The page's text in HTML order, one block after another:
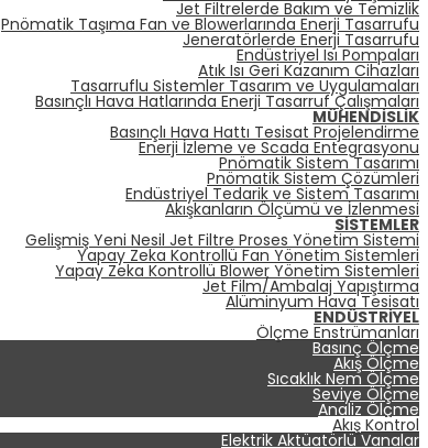
Jet Filtrelerde Bakım ve Temizlik
Pnömatik Taşıma Fan ve Blowerlarında Enerji Tasarrufu
Jeneratörlerde Enerji Tasarrufu
Endüstriyel Isı Pompaları
Atık Isı Geri Kazanım Cihazları
Tasarruflu Sistemler Tasarım ve Uygulamaları
Basınçlı Hava Hatlarında Enerji Tasarruf Çalışmaları
MÜHENDISLIK
Basınçlı Hava Hattı Tesisat Projelendirme
Enerji İzleme ve Scada Entegrasyonu
Pnömatik Sistem Tasarımı
Pnömatik Sistem Çözümleri
Endüstriyel Tedarik ve Sistem Tasarımı
Akışkanların Ölçümü ve İzlenmesi
SISTEMLER
Gelişmiş Yeni Nesil Jet Filtre Proses Yönetim Sistemi
Yapay Zeka Kontrollü Fan Yönetim Sistemleri
Yapay Zeka Kontrollü Blower Yönetim Sistemleri
Jet Film/Ambalaj Yapıştırma
Alüminyum Hava Tesisatı
ENDÜSTRIYEL
Ölçme Enstrümanları
Basınç Ölçme
Akış Ölçme
Sıcaklık Nem Ölçme
Seviye Ölçme
Analiz Ölçme
Akış Kontrol
Elektrik Aktüatörlü Vanalar